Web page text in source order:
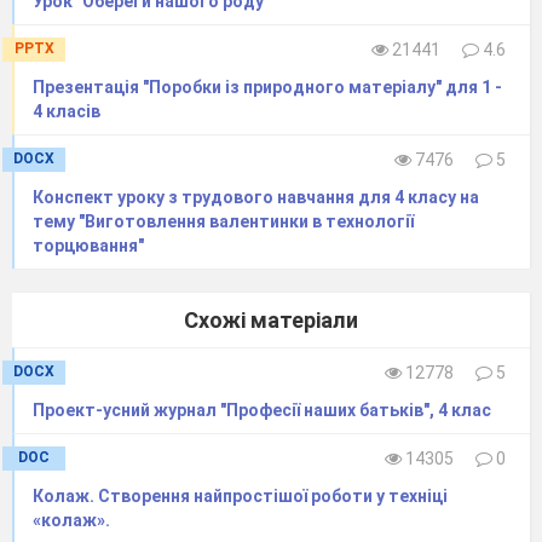
Яке приладдя треба для роботи? ( папір,
Давайте пригадаємо правила роботи
ножицями. ( Читають пам’ятку)
Користуйся ножицями із заокругленими
кінцями.
Не тримай ножиці лезами вгору.
лезами ножиць не поранити рук.
Діти вирізають яблучка, складають їх
кошик.
Анаграми
швірі
Твори якого жанру ми з вами читали на
минулих уроках?
PPTX 21441
4.6
Презентація "Поробки із природного матеріалу" для 1 -
4 класів
DOCX 7476
5
Конспект уроку з трудового навчання для 4 класу на
тему "Виготовлення валентинки в технології
торцювання"
Схожі матеріали
DOCX 12778
5
Проект-усний журнал "Професії наших батьків", 4 клас
DOC 14305
0
Колаж. Створення найпростішої роботи у техніці
«колаж».